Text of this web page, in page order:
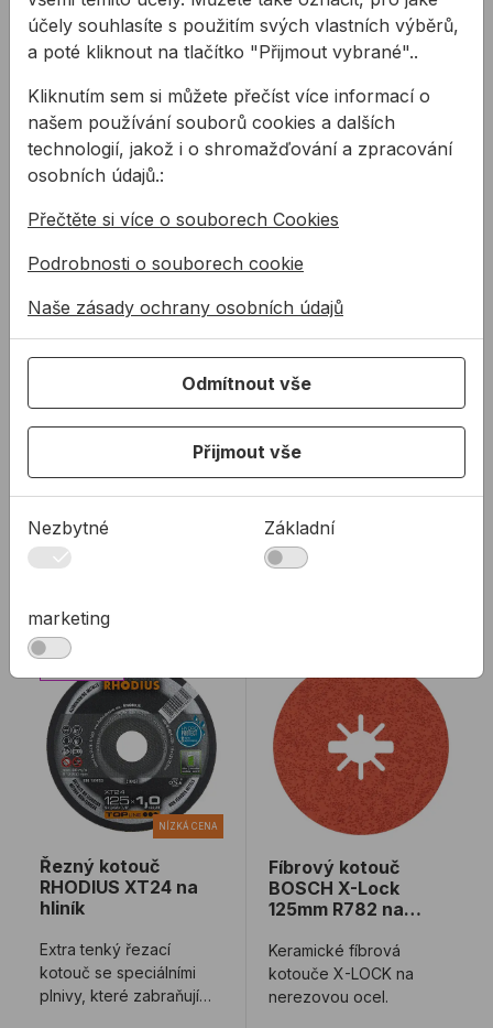
Není skladem Na skladě
Lamelový kotouč BOSCH 125mm na kov EXPERT
Lamelový kotouč
BOSCH 125mm na
kov EXPERT
od78,65 Kč
31,46Kč s DPH
Lamelový kotouč
Lamelový kotouč
LAMELO na nerez
s keramickým zrnem
určný na nerez.
od
52,60Kč s DPH
Řezný kotouč RHODIUS XT24 na hliník
NÍZKÁ CENA
Řezný kotouč
RHODIUS XT24 na
hliník
Extra tenký řezací
kotouč se speciálními
plnivy, které zabraňují
Fíbrový kotouč
BOSCH X-Lock
125mm R782 na
Keramické fíbrová
kotouče X-LOCK na
účely souhlasíte s použitím svých vlastních výběrů,
a poté kliknout na tlačítko "Přijmout vybrané"..
Kliknutím sem si můžete přečíst více informací o
našem používání souborů cookies a dalších
technologií, jakož i o shromažďování a zpracování
osobních údajů.:
Přečtěte si více o souborech Cookies
Podrobnosti o souborech cookie
Naše zásady ochrany osobních údajů
Odmítnout vše
Přijmout vše
Nezbytné Základní
marketing